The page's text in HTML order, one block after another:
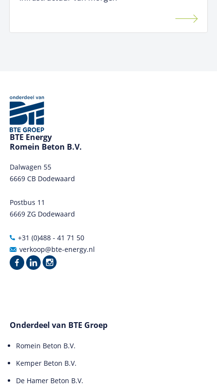
BTE Energy
Romein Beton B.V.
Dalwagen 55
6669 CB Dodewaard
Postbus 11
6669 ZG Dodewaard
+31 (0)488 - 41 71 50
verkoop@bte-energy.nl
Onderdeel van BTE Groep
Romein Beton B.V.
Kemper Beton B.V.
De Hamer Beton B.V.